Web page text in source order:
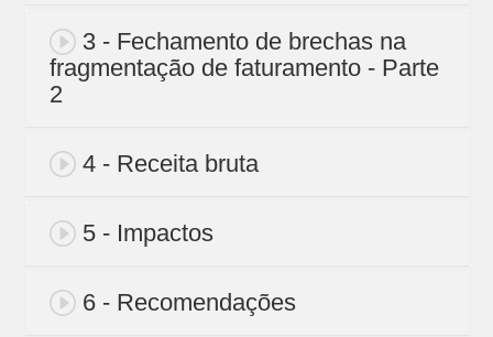
3 - Fechamento de brechas na
fragmentação de faturamento - Parte
2
4 - Receita bruta
5 - Impactos
6 - Recomendações